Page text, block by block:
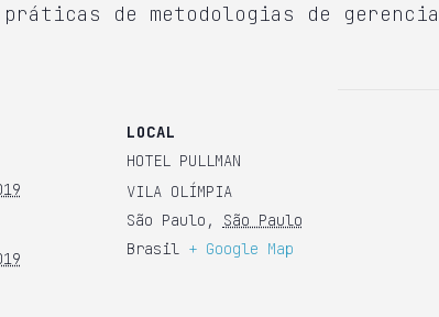
de metodologias de
LOCAL
HOTEL PULLMAN
VILA OLÍMPIA
São Paulo ,
São Paulo
Brasil + Google Map